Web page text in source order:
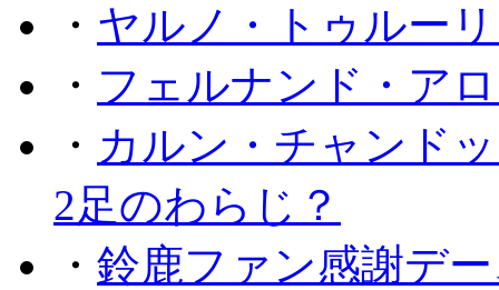
・ ヤルノ・トゥルー
・ フェルナンド・ア
・ カルン・チャンド
2足のわらじ？
・ 鈴鹿ファン感謝デ